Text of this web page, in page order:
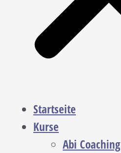
Startseite
Kurse
Abi Coaching